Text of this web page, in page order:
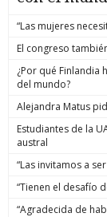
“Las mujeres
El congreso
¿Por qué Finlandia
del mundo?
Alejandra Matus
Estudiantes de la
austral
“Las invitamos a
“Tienen el desafío
“Agradecida de